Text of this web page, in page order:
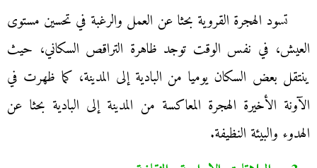
تسود الهجرة القروية بحثا عن العمل والرغبة في تحسين مستوى
العيش، في نفس الوقت توجد ظاهرة التراقص السكاني، حيث
ينتقل بعض السكان يوميا من البادية إلى المدينة، كما ظهرت في
الآونة الأخيرة الهجرة المعاكسة من المدينة إلى البادية بحثا عن
الهدوء والبيئة النظيفة.